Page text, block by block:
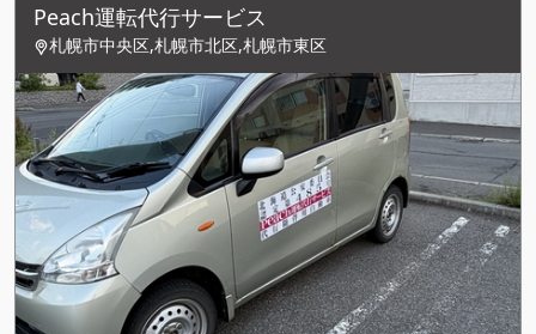
Peach運転代行サービス
札幌市中央区,札幌市北区,札幌市東区